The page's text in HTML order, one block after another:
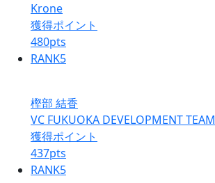
Krone
獲得ポイント
480pts
RANK5
樫部 結香
VC FUKUOKA DEVELOPMENT TEAM
獲得ポイント
437pts
RANK5